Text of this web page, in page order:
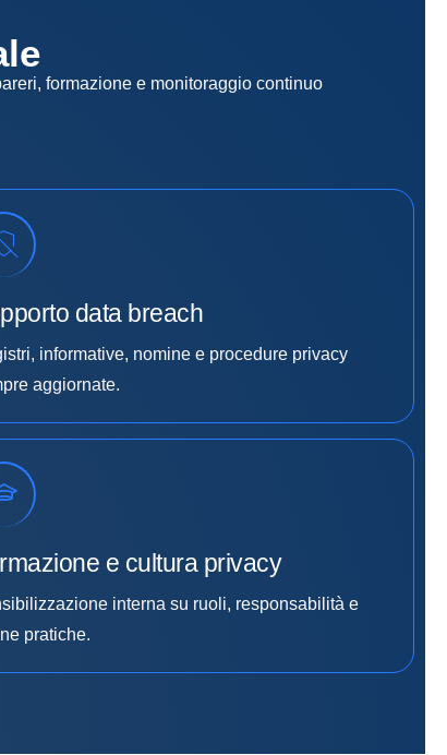
formazione e monitoraggio continuo
data breach
informative, nomine e procedure privacy
aggiornate.
e cultura privacy
interna su ruoli, responsabilità e
pratiche.